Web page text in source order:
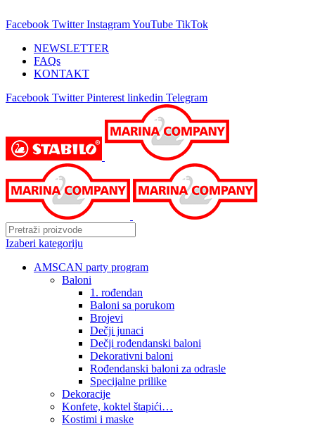
Facebook Twitter InstagramYouTube TikTok
NEWSLETTER
FAQs
KONTAKT
Facebook Twitter Pinterest linkedin Telegram
Izaberi kategoriju
AMSCAN party program
Baloni
1. rođendan
Baloni sa porukom
Brojevi
Dečji junaci
Dečji rođendanski baloni
Dekorativni baloni
Rođendanski baloni za odrasle
Specijalne prilike
Dekoracije
Konfete, koktel štapići…
Kostimi i maske